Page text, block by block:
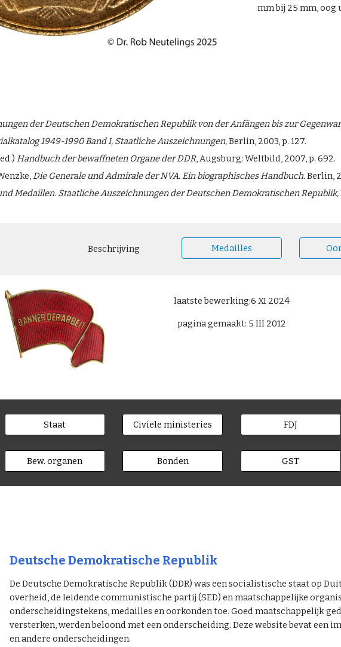
mm bij 25 mm, oog
der Deutschen Demokratischen Republik von der Anfängen bis zur
1949-1990 Band I, Staatliche Auszeichnungen,Berlin, 2003, p. 127.
Handbuch der bewaffneten Organe der DDR, Augsburg: Weltbild, 2007, p. 692.
Die Generale und Admirale der NVA. Ein biographisches Handbuch.Berlin,
Medaillen. Staatliche Auszeichnungen der Deutschen Demokratischen Republik,
Beschrijving Medailles
laatste bewerking:6 XI 2024
pagina gemaakt: 5 III 2012
Staat
Bew. organen
Civiele ministeries
Bonden
FDJ
GST
Deutsche Demokratische Republik
De Deutsche Demokratische Republik (DDR) was een socialistische staat op
overheid, de leidende communistische partij (SED) en maatschappelijke
onderscheidingstekens, medailles en oorkonden toe. Goed maatschappelijk
versterken, werden beloond met een onderscheiding. Deze website bevat een
en andere onderscheidingen.